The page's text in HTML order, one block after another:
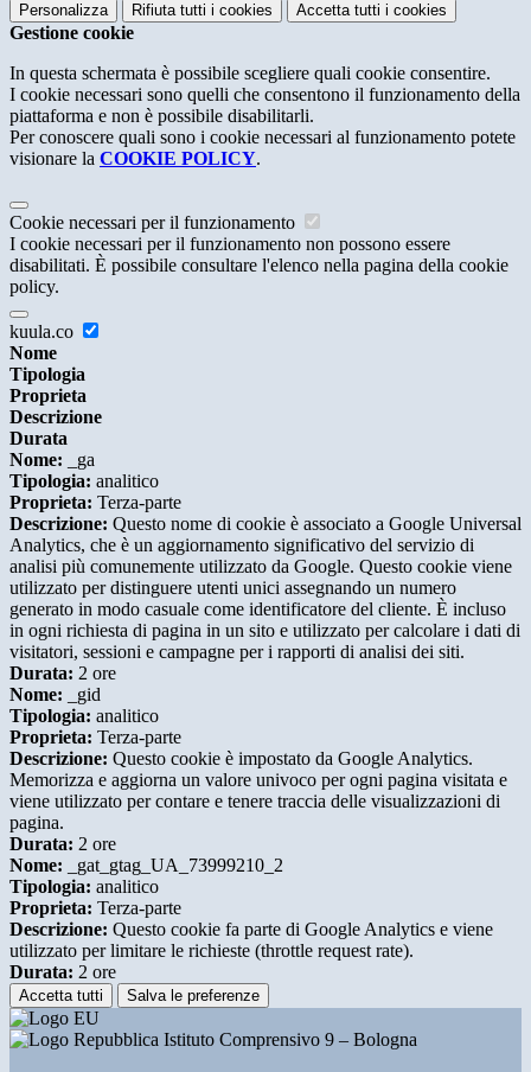
Personalizza Rifiuta tutti i cookies Accetta tutti i cookies
Gestione cookie
In questa schermata è possibile scegliere quali cookie consentire.
I cookie necessari sono quelli che consentono il funzionamento della
piattaforma e non è possibile disabilitarli.
Per conoscere quali sono i cookie necessari al funzionamento potete
visionare la COOKIE POLICY.
Cookie necessari per il funzionamento
I cookie necessari per il funzionamento non possono essere
disabilitati. È possibile consultare l'elenco nella pagina della cookie
policy.
kuula.co
Nome
Tipologia
Proprieta
Descrizione
Durata
Nome: _ga
Tipologia: analitico
Proprieta: Terza-parte
Descrizione: Questo nome di cookie è associato a Google Universal
Analytics, che è un aggiornamento significativo del servizio di
analisi più comunemente utilizzato da Google. Questo cookie viene
utilizzato per distinguere utenti unici assegnando un numero
generato in modo casuale come identificatore del cliente. È incluso
in ogni richiesta di pagina in un sito e utilizzato per calcolare i dati di
visitatori, sessioni e campagne per i rapporti di analisi dei siti.
Durata: 2 ore
Nome: _gid
Tipologia: analitico
Proprieta: Terza-parte
Descrizione: Questo cookie è impostato da Google Analytics.
Memorizza e aggiorna un valore univoco per ogni pagina visitata e
viene utilizzato per contare e tenere traccia delle visualizzazioni di
pagina.
Durata: 2 ore
Nome: _gat_gtag_UA_73999210_2
Tipologia: analitico
Proprieta: Terza-parte
Descrizione: Questo cookie fa parte di Google Analytics e viene
utilizzato per limitare le richieste (throttle request rate).
Durata: 2 ore
Accetta tutti Salva le preferenze
Istituto Comprensivo 9 – Bologna